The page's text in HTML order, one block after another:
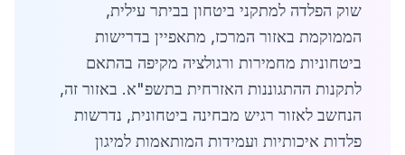
שוק הפלדה למתקני ביטחון בביתר עילית,
הממוקמת באזור המרכז, מתאפיין בדרישות
ביטחוניות מחמירות ורגולציה מקיפה בהתאם
לתקנות ההתגוננות האזרחית בתשפ"א. באזור זה,
הנחשב לאזור רגיש מבחינה ביטחונית, נדרשות
פלדות איכותיות ועמידות המותאמות למיגון